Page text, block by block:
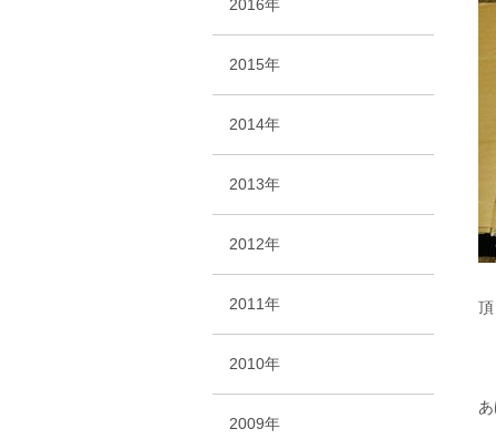
2016年
2015年
2014年
2013年
2012年
2011年
2010年
2009年